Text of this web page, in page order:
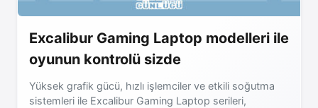
Excalibur Gaming Laptop modelleri ile
oyunun kontrolü sizde
Yüksek grafik gücü, hızlı işlemciler ve etkili soğutma
sistemleri ile Excalibur Gaming Laptop serileri,